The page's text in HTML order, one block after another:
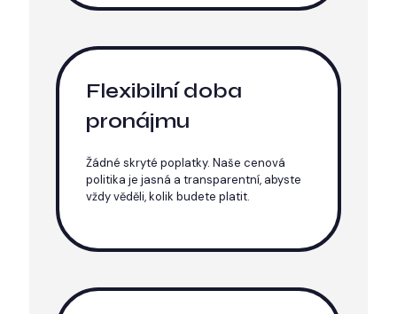
Flexibilní doba
pronájmu
Žádné skryté poplatky. Naše cenová
politika je jasná a transparentní, abyste
vždy věděli, kolik budete platit.